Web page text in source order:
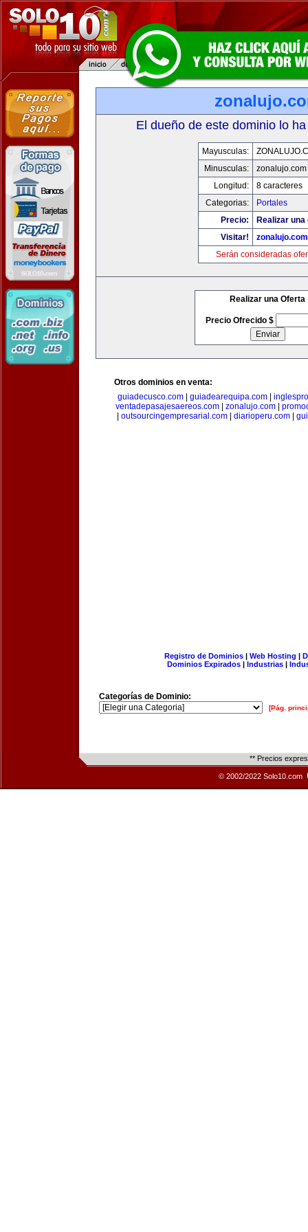
El dueño de este dominio lo
Mayusculas:
Minusculas:
zonalujo.com
Longitud:
8 caracteres
Categorias:
Portales
Precio:
Realizar
Visitar!
zonalujo.com
Serán consideradas
Realizar una Oferta
Precio Ofrecido $
Otros dominios en venta:
guiadecusco.com
guiadearequipa.com
ventadepasajesaereos.com
zonalujo.com
outsourcingempresarial.com| diarioperu.com|
Registro de Dominios| Web Hosting |
Dominios Expirados | Industrias |
Categorías de Dominio:
[Pág.
** Precios
© 2002/2022 Solo10.com